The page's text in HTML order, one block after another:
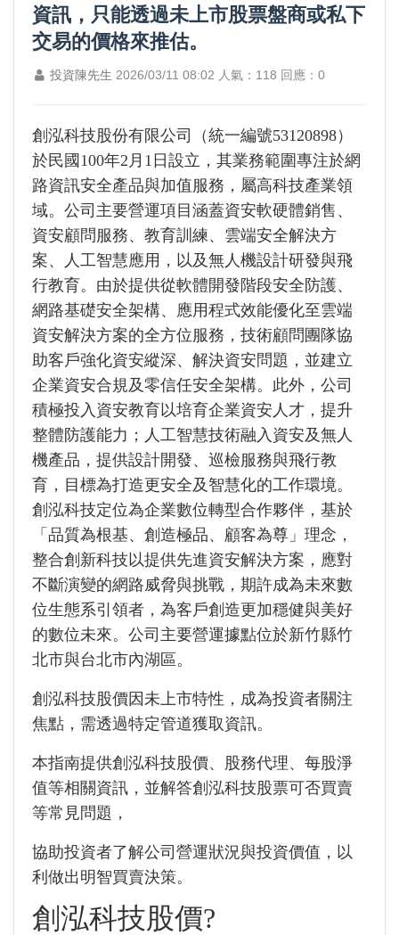
資訊，只能透過未上市股票盤商或私下
交易的價格來推估。
投資陳先生 2026/03/11 08:02 人氣：118 回應：0
創泓科技股份有限公司（統一編號53120898）
於民國100年2月1日設立，其業務範圍專注於網
路資訊安全產品與加值服務，屬高科技產業領
域。公司主要營運項目涵蓋資安軟硬體銷售、
資安顧問服務、教育訓練、雲端安全解決方
案、人工智慧應用，以及無人機設計研發與飛
行教育。由於提供從軟體開發階段安全防護、
網路基礎安全架構、應用程式效能優化至雲端
資安解決方案的全方位服務，技術顧問團隊協
助客戶強化資安縱深、解決資安問題，並建立
企業資安合規及零信任安全架構。此外，公司
積極投入資安教育以培育企業資安人才，提升
整體防護能力；人工智慧技術融入資安及無人
機產品，提供設計開發、巡檢服務與飛行教
育，目標為打造更安全及智慧化的工作環境。
創泓科技定位為企業數位轉型合作夥伴，基於
「品質為根基、創造極品、顧客為尊」理念，
整合創新科技以提供先進資安解決方案，應對
不斷演變的網路威脅與挑戰，期許成為未來數
位生態系引領者，為客戶創造更加穩健與美好
的數位未來。公司主要營運據點位於新竹縣竹
北市與台北市內湖區。
創泓科技股價因未上市特性，成為投資者關注
焦點，需透過特定管道獲取資訊。
本指南提供創泓科技股價、股務代理、每股淨
值等相關資訊，並解答創泓科技股票可否買賣
等常見問題，
協助投資者了解公司營運狀況與投資價值，以
利做出明智買賣決策。
創泓科技股價?